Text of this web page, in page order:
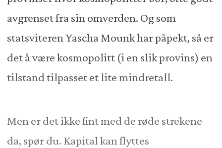
avgrenset fra sin omverden. Og som
statsviteren Yascha Mounk har påpekt, så er
det å være kosmopolitt (i en slik provins) en
tilstand tilpasset et lite mindretall.
Men er det ikke fint med de røde strekene
da, spør du. Kapital kan flyttes